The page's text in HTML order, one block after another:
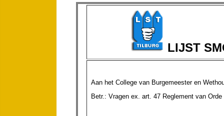
LIJST
Aan het College van Burgemeester en
Betr.: Vragen ex. art. 47